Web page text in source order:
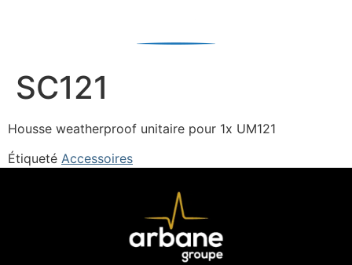
SC121
Housse weatherproof unitaire pour 1x UM121
Étiqueté Accessoires